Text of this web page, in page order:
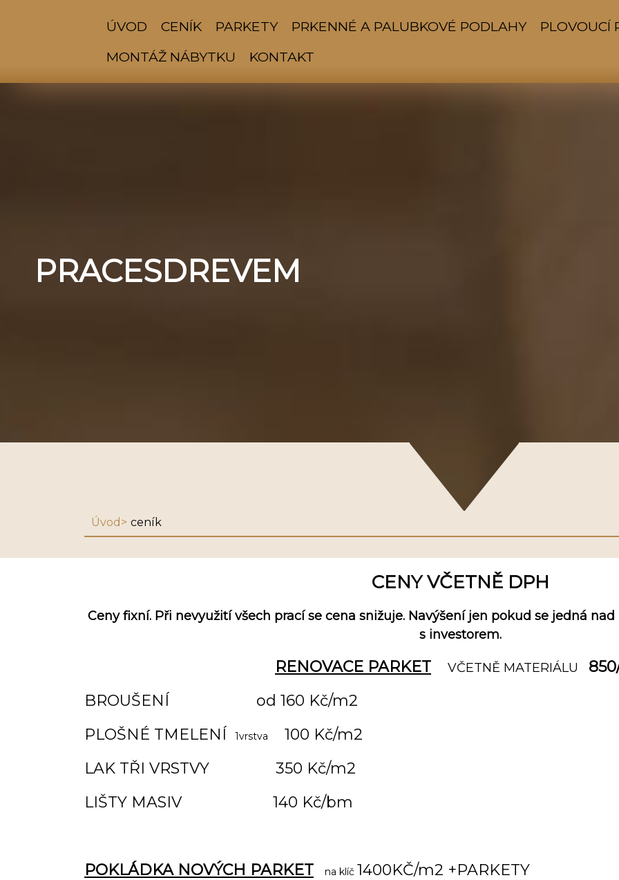
ÚVOD CENÍK PARKETY PRKENNÉ A PALUBKOVÉ PODLAHY
PLOVOUCÍ
MONTÁŽ NÁBYTKU
KONTAKT
PRACESDREVEM
Úvod ceník
CENY VČETNĚ DPH
Ceny fixní. Při nevyužití všech prací se cena snižuje. Navýšení jen pokud se jedná
s investorem.
RENOVACE PARKET VČETNĚ MATERIÁLU
BROUŠENÍ od 160 Kč/m2
PLOŠNÉ TMELENÍ
1vrstva
100 Kč/m2
LAK TŘI VRSTVY
350 Kč/m2
LIŠTY MASIV 140 Kč/bm
POKLÁDKA NOVÝCH PARKET na klíč 1400KČ/m2 +PARKETY